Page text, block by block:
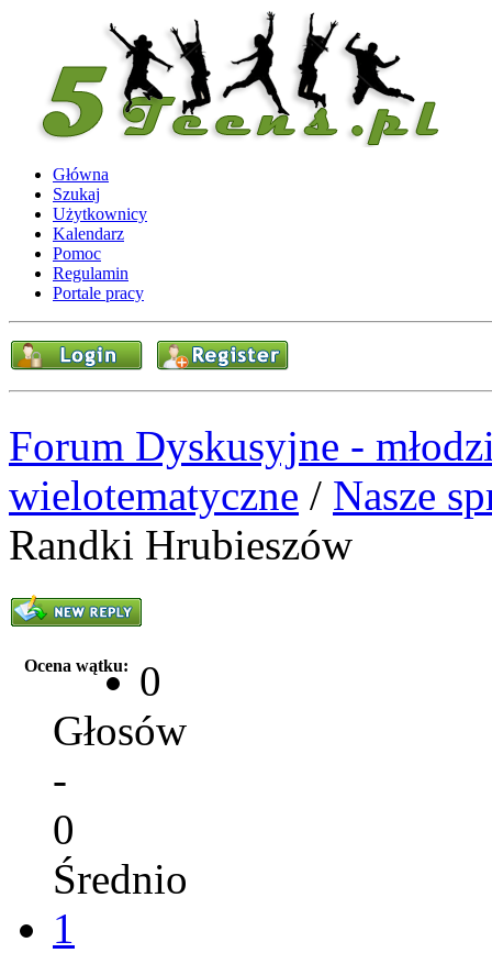
Główna
Szukaj
Użytkownicy
Kalendarz
Pomoc
Regulamin
Portale pracy
Forum Dyskusyjne -
wielotematyczne / Nasze
Randki Hrubieszów
Ocena wątku:
0
Głosów
-
0
Średnio
1